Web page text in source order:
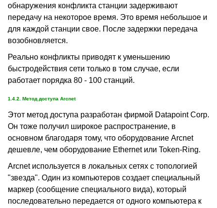
обнаружения конфликта станции задерживают
передачу на некоторое время. Это время небольшое и
для каждой станции свое. После задержки передача
возобновляется.
Реально конфликты приводят к уменьшению
быстродействия сети только в том случае, если
работает порядка 80 - 100 станций.
1.4.2. Метод доступа Arcnet
Этот метод доступа разработан фирмой Datapoint Corp.
Он тоже получил широкое распространение, в
основном благодаря тому, что оборудование Arcnet
дешевле, чем оборудование Ethernet или Token-Ring.
Arcnet используется в локальных сетях с топологией
"звезда". Один из компьютеров создает специальный
маркер (сообщение специального вида), который
последовательно передается от одного компьютера к